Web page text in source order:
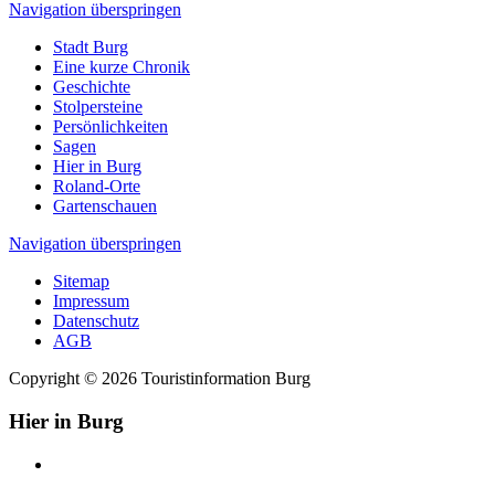
Navigation überspringen
Stadt Burg
Eine kurze Chronik
Geschichte
Stolpersteine
Persönlichkeiten
Sagen
Hier in Burg
Roland-Orte
Gartenschauen
Navigation überspringen
Sitemap
Impressum
Datenschutz
AGB
Copyright © 2026 Touristinformation Burg
Hier in Burg